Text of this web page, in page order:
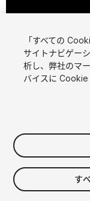
$9.99
消費税は決済時に計
「すべての
サイトナビゲー
析し、弊社のマ
バイスに Cookie
す